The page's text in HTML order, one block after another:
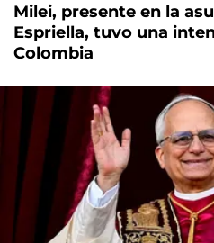
Milei, presente en la
Espriella, tuvo una
Colombia